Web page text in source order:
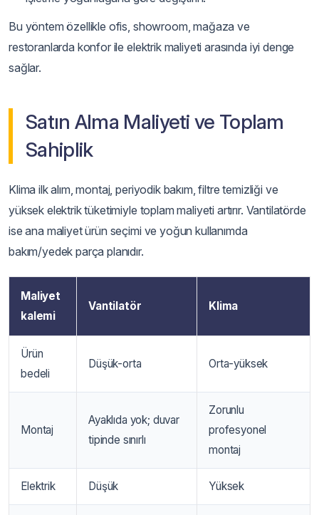
Bu yöntem özellikle ofis, showroom, mağaza ve
restoranlarda konfor ile elektrik maliyeti arasında iyi denge
sağlar.
Satın Alma Maliyeti ve Toplam
Sahiplik
Klima ilk alım, montaj, periyodik bakım, filtre temizliği ve
yüksek elektrik tüketimiyle toplam maliyeti artırır. Vantilatörde
ise ana maliyet ürün seçimi ve yoğun kullanımda
bakım/yedek parça planıdır.
Maliyet
kalemi
Vantilatör Klima
Ürün
bedeli
Düşük-orta Orta-yüksek
Montaj
Ayaklıda yok; duvar
tipinde sınırlı
Zorunlu
profesyonel
montaj
Elektrik Düşük Yüksek